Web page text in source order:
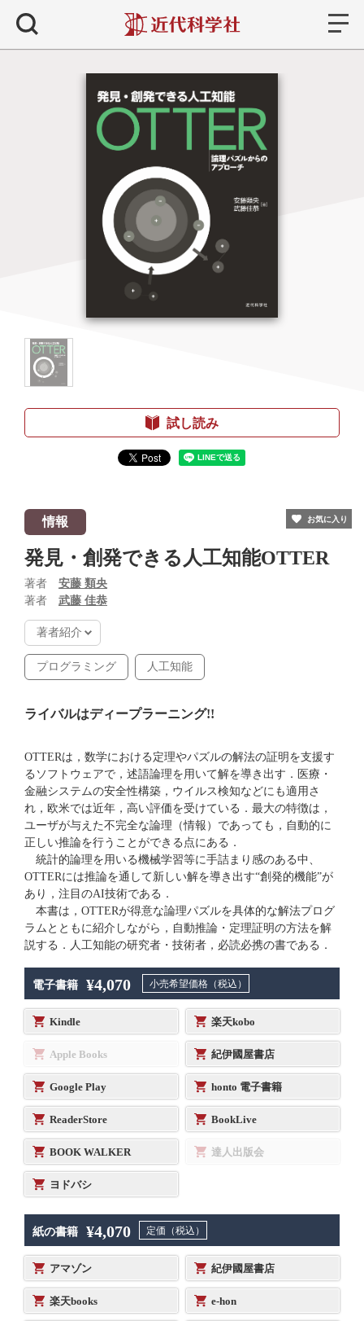
試し読み
情報
発見・創発できる人工知能OTTER
著者 安藤 類央
著者 武藤 佳恭
著者紹介
プログラミング 人工知能
ライバルはディープラーニング!!
OTTERは，数学における定理やパズルの解法の証明を支援す
るソフトウェアで，述語論理を用いて解を導き出す．医療・
金融システムの安全性構築，ウイルス検知などにも適用さ
れ，欧米では近年，高い評価を受けている．最大の特徴は，
ユーザが与えた不完全な論理（情報）であっても，自動的に
正しい推論を行うことができる点にある．
統計的論理を用いる機械学習等に手詰まり感のある中、
OTTERには推論を通して新しい解を導き出す“創発的機能”が
あり，注目のAI技術である．
本書は，OTTERが得意な論理パズルを具体的な解法プログ
ラムとともに紹介しながら，自動推論・定理証明の方法を解
説する．人工知能の研究者・技術者，必読必携の書である．
電子書籍 ¥4,070 小売希望価格（税込）
Kindle 楽天kobo
Apple Books 紀伊國屋書店
Google Play honto 電子書籍
ReaderStore BookLive
BOOK WALKER 達人出版会
ヨドバシ
紙の書籍 ¥4,070 定価（税込）
アマゾン 紀伊國屋書店
楽天books e-hon
お気に入り